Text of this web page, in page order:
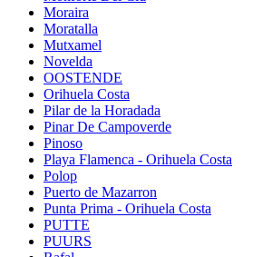
Moraira
Moratalla
Mutxamel
Novelda
OOSTENDE
Orihuela Costa
Pilar de la Horadada
Pinar De Campoverde
Pinoso
Playa Flamenca - Orihuela Costa
Polop
Puerto de Mazarron
Punta Prima - Orihuela Costa
PUTTE
PUURS